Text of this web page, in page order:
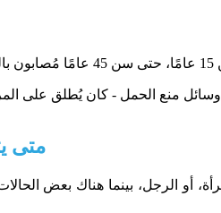
متى
الرجل، بينما هناك بعض